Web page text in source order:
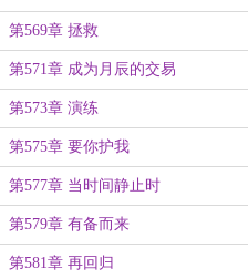
第569章 拯救
第571章 成为月辰的交易
第573章 演练
第575章 要你护我
第577章 当时间静止时
第579章 有备而来
第581章 再回归